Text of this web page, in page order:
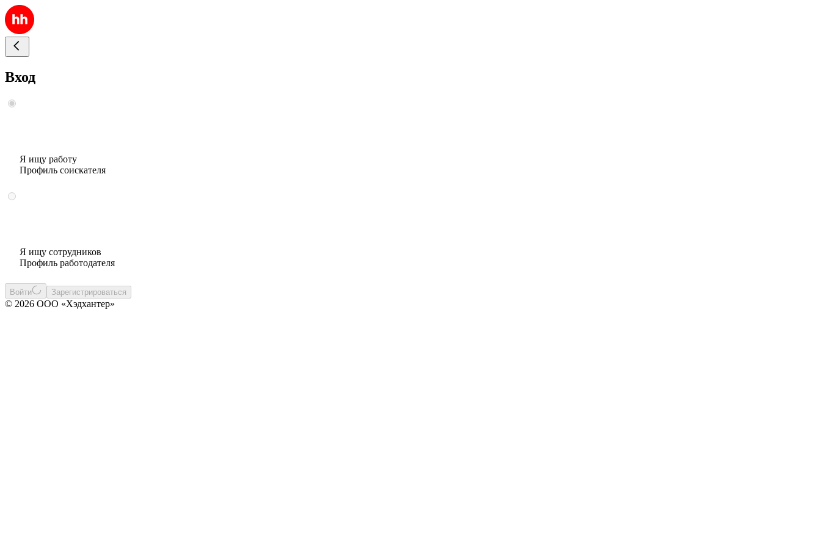
Вход
Я ищу работу
Профиль соискателя
Я ищу сотрудников
Профиль работодателя
Войти Зарегистрироваться
© 2026 ООО «Хэдхантер»